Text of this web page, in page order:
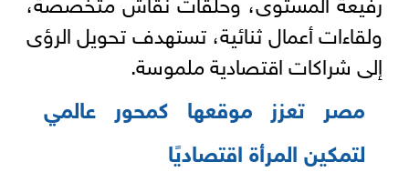
ولقاءات أعمال ثنائية، تستهدف تحويل الرؤى
إلى شراكات اقتصادية ملموسة.
مصر تعزز موقعها كمحور عالمي
لتمكين المرأة اقتصاديًا